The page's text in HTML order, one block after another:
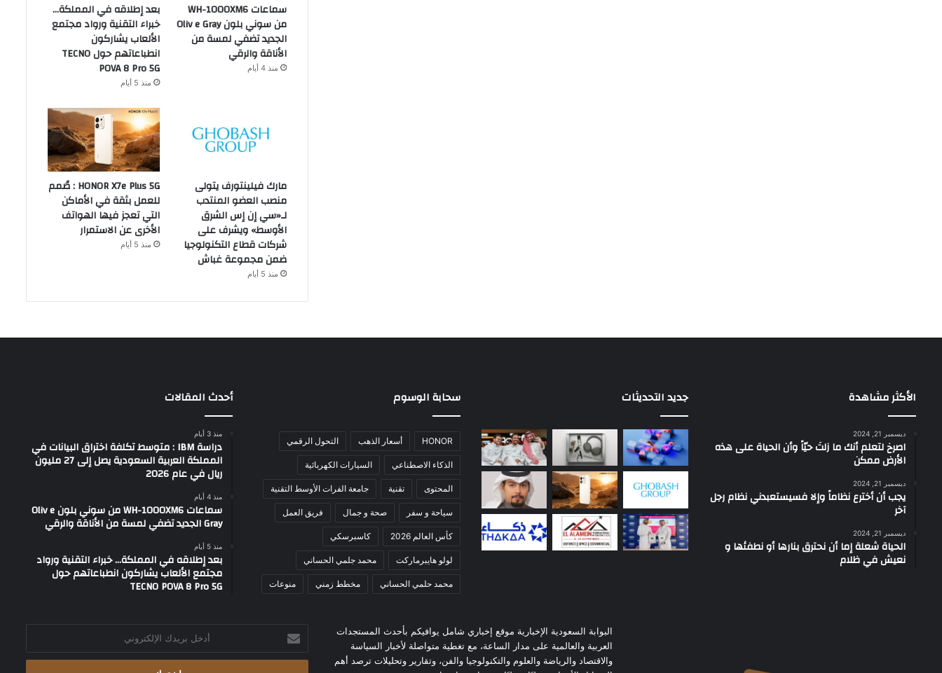
سماعات WH-1000XM6
من سوني بلون Oliv e Gray
الجديد تضفي لمسة من
الأناقة والرقي
منذ 4 أيام
بعد إطلاقه في المملكة…
خبراء التقنية ورواد مجتمع
الألعاب يشاركون
انطباعاتهم حول TECNO
POVA 8 Pro 5G
منذ 5 أيام
مارك فيلينتورف يتولى
منصب العضو المنتدب
لـ«سي إن إس الشرق
الأوسط» ويشرف على
شركات قطاع التكنولوجيا
ضمن مجموعة غباش
منذ 5 أيام
HONOR X7e Plus 5G : صُمم
للعمل بثقة في الأماكن
التي تعجز فيها الهواتف
الأخرى عن الاستمرار
منذ 5 أيام
الأكثر مشاهدة
ديسمبر 21, 2024
‫اصرخ لتعلم أنك ما زلتَ حيّاً وأن الحياة على هذه
الأرض ممكن
ديسمبر 21, 2024
يجب أن أخترع نظاماً وإلا فسيستعبدني نظام رجل
آخر
ديسمبر 21, 2024
الحياة شعلة إما أن نحترق بنارها أو نطفئها و
نعيش في ظلام
جديد التحديثات سحابة الوسوم
HONOR أسعار الذهب التحول الرقمي
الذكاء الاصطناعي السيارات الكهربائية
المحتوى تقنية جامعة الفرات الأوسط التقنية
سياحة و سفر صحة و جمال فريق العمل
كأس العالم 2026 كاسبرسكي
لولو هايبرماركت محمد جلمي الحساني
محمد حلمي الحساني مخطط زمني منوعات
أحدث المقالات
منذ 3 أيام
دراسة IBM : متوسط تكلفة اختراق البيانات في
المملكة العربية السعودية يصل إلى 27 مليون
ريال في عام 2026
منذ 4 أيام
سماعات WH-1000XM6 من سوني بلون Oliv e
Gray الجديد تضفي لمسة من الأناقة والرقي
منذ 5 أيام
بعد إطلاقه في المملكة… خبراء التقنية ورواد
مجتمع الألعاب يشاركون انطباعاتهم حول
TECNO POVA 8 Pro 5G
البوابة السعودية الإخبارية موقع إخباري شامل يوافيكم بأحدث المستجدات
العربية والعالمية على مدار الساعة، مع تغطية متواصلة لأخبار السياسة
والاقتصاد والرياضة والعلوم والتكنولوجيا والفن، وتقارير وتحليلات ترصد أهم
بريدك
الإلكتروني